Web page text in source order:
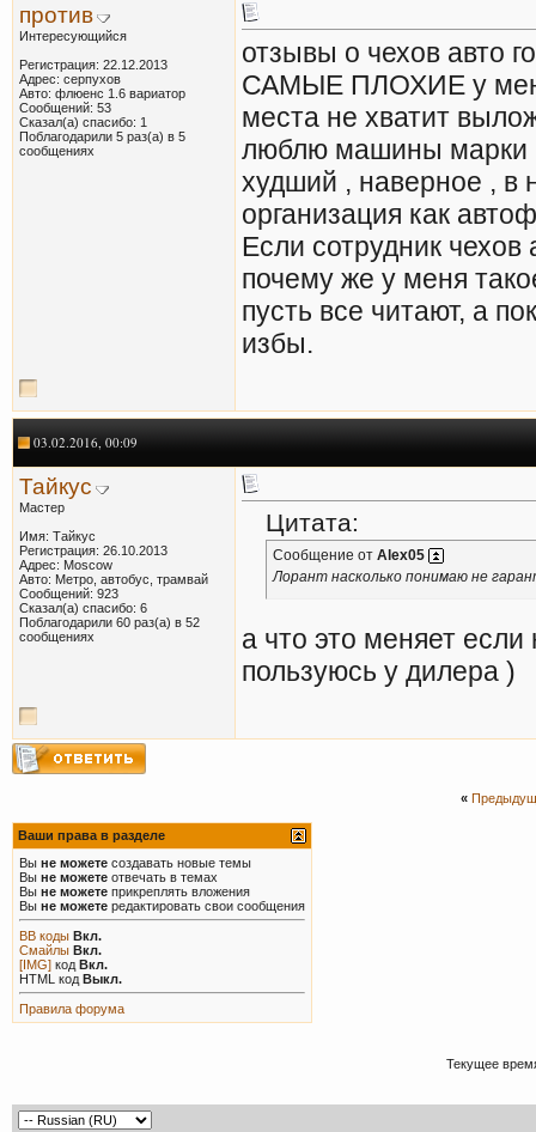
против
Интересующийся
Регистрация: 22.12.2013
Адрес: серпухов
Авто: флюенс 1.6 вариатор
Сообщений: 53
Сказал(а) спасибо: 1
Поблагодарили 5 раз(а) в 5
сообщениях
отзывы о чехов авто
САМЫЕ ПЛОХИЕ у
места не хватит
люблю машины марки
худший , наверное , в
организация как
Если сотрудник
почему же у меня
пусть все читают, а
избы.
03.02.2016, 00:09
Тайкус
Мастер
Имя: Тайкус
Регистрация: 26.10.2013
Адрес: Moscow
Авто: Метро, автобус, трамвай
Сообщений: 923
Сказал(а) спасибо: 6
Поблагодарили 60 раз(а) в 52
сообщениях
Цитата:
Сообщение от Alex05
Лорант насколько понимаю не
а что это меняет
пользуюсь у дилера )
«
Ваши права в разделе
Вы не можете создавать новые темы
Вы не можете отвечать в темах
Вы не можете прикреплять вложения
Вы не можете редактировать свои сообщения
BB коды Вкл.
Смайлы Вкл.
[IMG] код Вкл.
HTML код Выкл.
Правила форума
Текущее